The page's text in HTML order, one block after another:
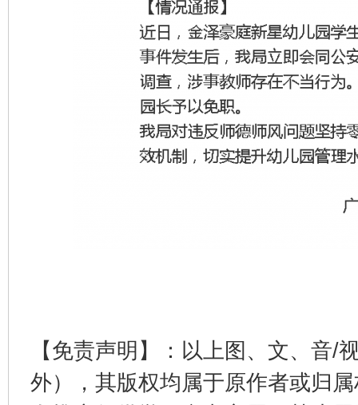
【免责声明】：以上图、文、音/
外），其版权均属于原作者或归